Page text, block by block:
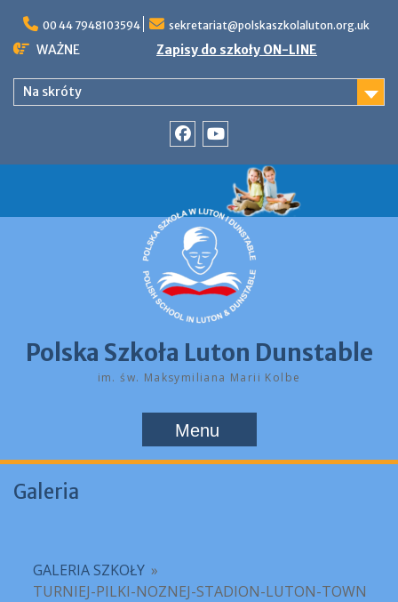
content
00 44 7948103594 sekretariat@polskaszkolaluton.org.uk
WAŻNE Zapisy do szkoły ON-LINE
Na skróty
Polska Szkoła Luton Dunstable
im. św. Maksymiliana Marii Kolbe
Menu
Galeria
GALERIA SZKOŁY »
TURNIEJ-PILKI-NOZNEJ-STADION-LUTON-TOWN